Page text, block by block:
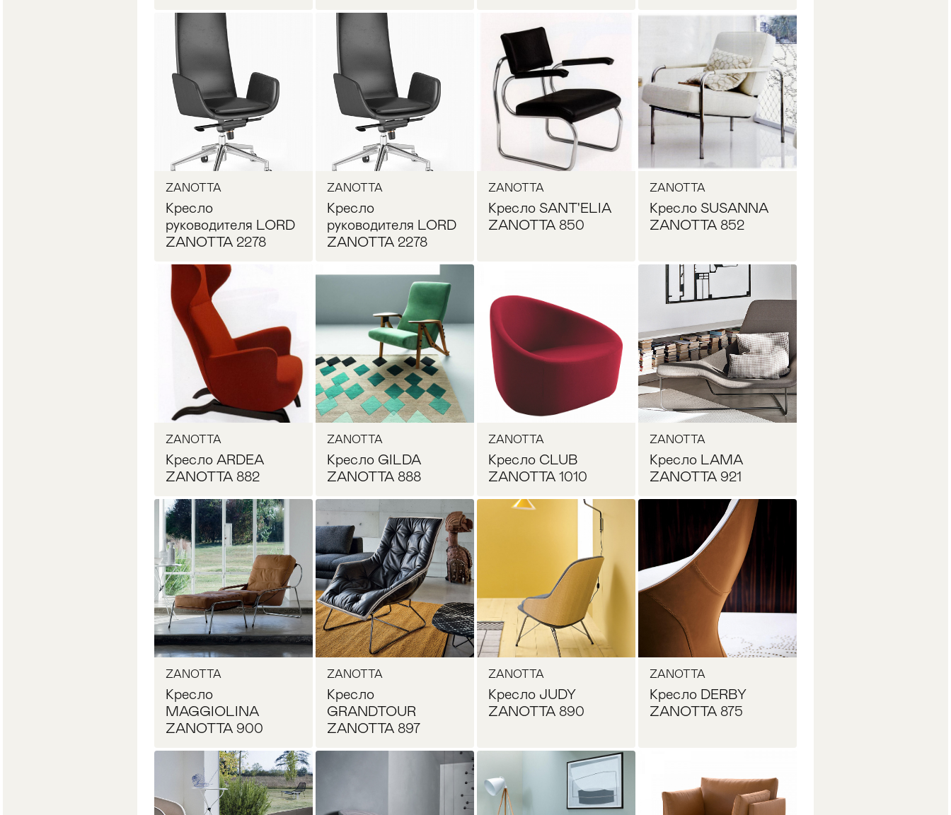
Запросить цену Запросить цену Запросить цену Запросить цену
Запросить цену
ZANOTTA
Кресло
руководителя LORD
ZANOTTA 2278
Запросить цену
ZANOTTA
Кресло
руководителя LORD
ZANOTTA 2278
Запросить цену
ZANOTTA
Кресло SANT'ELIA
ZANOTTA 850
Запросить цену
ZANOTTA
Кресло SUSANNA
ZANOTTA 852
Запросить цену
ZANOTTA
Кресло ARDEA
ZANOTTA 882
Запросить цену
ZANOTTA
Кресло GILDA
ZANOTTA 888
Запросить цену
ZANOTTA
Кресло CLUB
ZANOTTA 1010
Запросить цену
ZANOTTA
Кресло LAMA
ZANOTTA 921
Запросить цену
ZANOTTA
Кресло
MAGGIOLINA
ZANOTTA 900
ZANOTTA
Кресло
GRANDTOUR
ZANOTTA 897
Запросить цену
ZANOTTA
Кресло JUDY
ZANOTTA 890
Запросить цену
ZANOTTA
Кресло DERBY
ZANOTTA 875